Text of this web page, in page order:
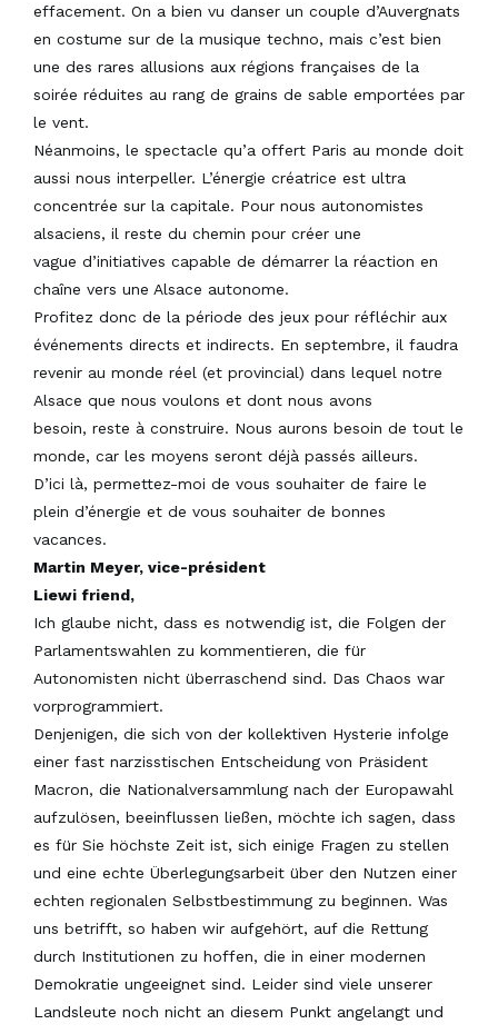
effacement. On a bien vu danser un couple d’Auvergnats
en costume sur de la musique techno, mais c’est bien
une des rares allusions aux régions françaises de la
soirée réduites au rang de grains de sable emportées par
le vent.
Néanmoins, le spectacle qu’a offert Paris au monde doit
aussi nous interpeller. L’énergie créatrice est ultra
concentrée sur la capitale. Pour nous autonomistes
alsaciens, il reste du chemin pour créer une
vague d’initiatives capable de démarrer la réaction en
chaîne vers une Alsace autonome.
Profitez donc de la période des jeux pour réfléchir aux
événements directs et indirects. En septembre, il faudra
revenir au monde réel (et provincial) dans lequel notre
Alsace que nous voulons et dont nous avons
besoin, reste à construire. Nous aurons besoin de tout le
monde, car les moyens seront déjà passés ailleurs.
D’ici là, permettez-moi de vous souhaiter de faire le
plein d’énergie et de vous souhaiter de bonnes
vacances.
Martin Meyer, vice-président
Liewi friend,
Ich glaube nicht, dass es notwendig ist, die Folgen der
Parlamentswahlen zu kommentieren, die für
Autonomisten nicht überraschend sind. Das Chaos war
vorprogrammiert.
Denjenigen, die sich von der kollektiven Hysterie infolge
einer fast narzisstischen Entscheidung von Präsident
Macron, die Nationalversammlung nach der Europawahl
aufzulösen, beeinflussen ließen, möchte ich sagen, dass
es für Sie höchste Zeit ist, sich einige Fragen zu stellen
und eine echte Überlegungsarbeit über den Nutzen einer
echten regionalen Selbstbestimmung zu beginnen. Was
uns betrifft, so haben wir aufgehört, auf die Rettung
durch Institutionen zu hoffen, die in einer modernen
Demokratie ungeeignet sind. Leider sind viele unserer
Landsleute noch nicht an diesem Punkt angelangt und